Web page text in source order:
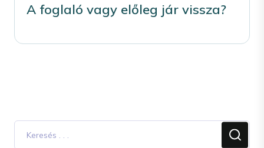
A foglaló vagy előleg jár vissza?